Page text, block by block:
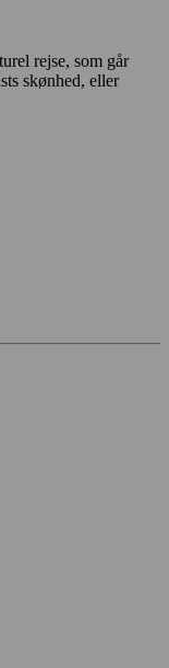
rejse, som går
skønhed, eller